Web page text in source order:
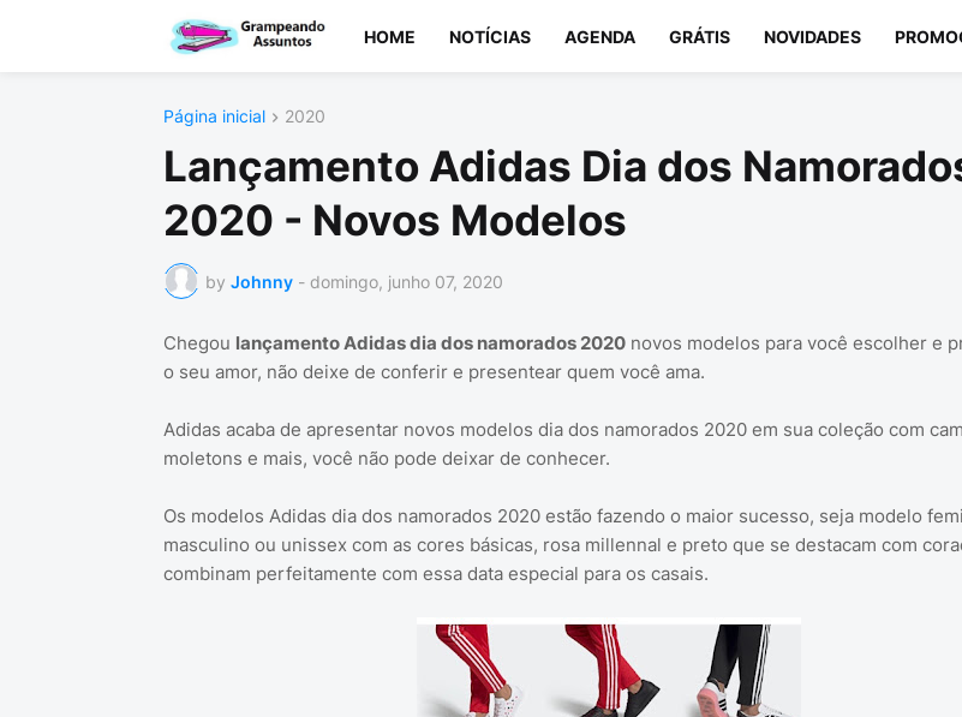
HOME NOTÍCIAS AGENDA GRÁTIS NOVIDADES
Página inicial 2020
Lançamento Adidas Dia dos
2020 - Novos Modelos
by Johnny - domingo, junho 07, 2020
Chegou lançamento Adidas dia dos namorados 2020novos modelos para você escolher e
o seu amor, não deixe de conferir e presentear quem você ama.
Adidas acaba de apresentar novos modelos dia dos namorados 2020 em sua coleção com
moletons e mais, você não pode deixar de conhecer.
Os modelos Adidas dia dos namorados 2020 estão fazendo o maior sucesso, seja modelo
masculino ou unissex com as cores básicas, rosa millennal e preto que se destacam com
combinam perfeitamente com essa data especial para os casais.